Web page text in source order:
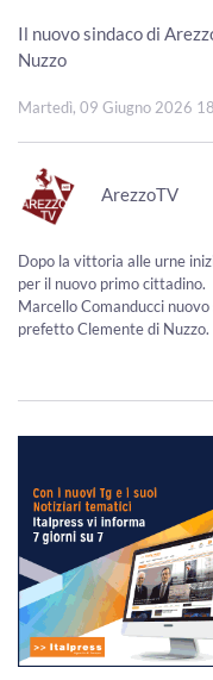
Il nuovo sindaco di
Nuzzo
Martedì, 09 Giugno 2026
ArezzoTV
Dopo la vittoria alle urne
per il nuovo primo cittadino.
Marcello Comanducci
prefetto Clemente di Nuzzo.